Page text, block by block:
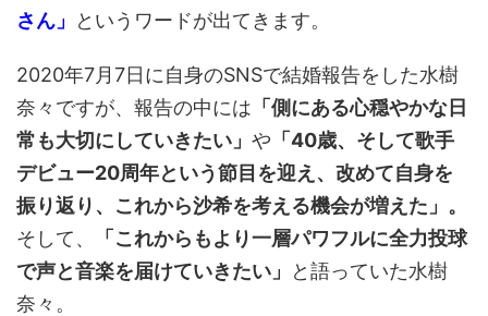
さん」
というワードが出てきます。
2020年7月7日に自身のSNSで結婚報告をした水樹
奈々ですが、報告の中には 「側にある心穏やかな日
常も大切にしていきたい」 や 「40歳、そして歌手
デビュー20周年という節目を迎え、改めて自身を
振り返り、これから沙希を考える機会が増えた」。
そして、
「これからもより一層パワフルに全力投球
で声と音楽を届けていきたい」
と語っていた水樹
奈々。